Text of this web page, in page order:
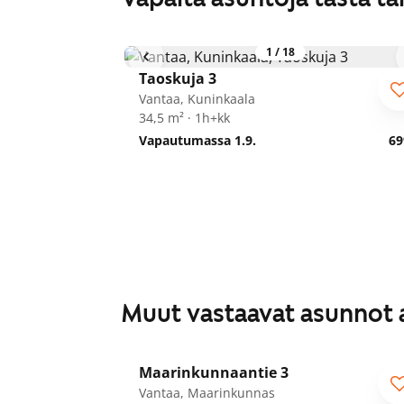
1 / 18
Taoskuja 3
Vantaa, Kuninkaala
34,5 m² · 1h+kk
Vapautumassa 1.9.
Muut vastaavat asunnot
ARA
Maarinkunnaantie 3
Vantaa, Maarinkunnas